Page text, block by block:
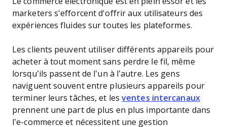
marketers s'efforcent d'offrir aux utilisateurs des
expériences fluides sur toutes les plateformes.
Les clients peuvent utiliser différents appareils pour
acheter à tout moment sans perdre le fil, même
lorsqu’ils passent de l’un à l’autre. Les gens
naviguent souvent entre plusieurs appareils pour
terminer leurs tâches, et lesventes intercanaux
prennent une part de plus en plus importante dans
l’e-commerce et nécessitent une gestion